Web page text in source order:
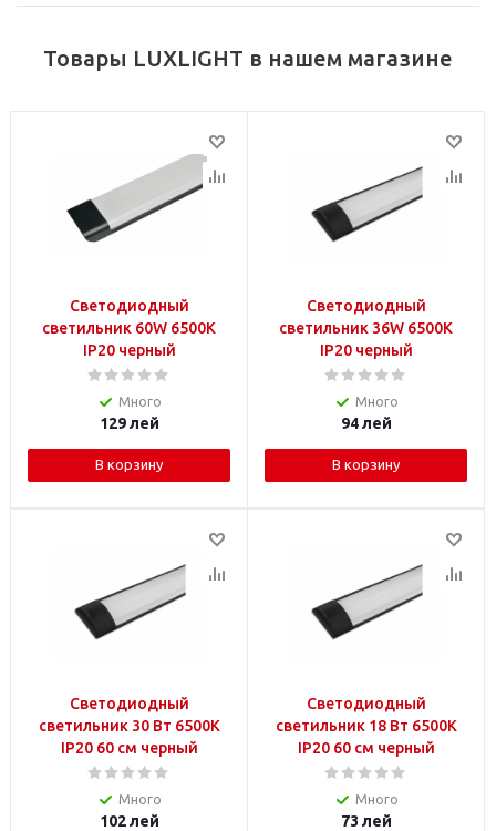
Товары LUXLIGHT в нашем магазине
Светодиодный
светильник 60W 6500K
IP20 черный
Много
129лей
В корзину
Светодиодный
светильник 36W 6500K
IP20 черный
Много
94лей
В корзину
Светодиодный
светильник 30 Вт 6500K
IP20 60 см черный
Много
102лей
Светодиодный
светильник 18 Вт 6500K
IP20 60 см черный
Много
73 лей